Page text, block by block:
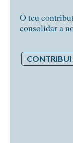
O teu
consolidar a